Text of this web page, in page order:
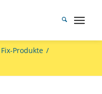
Fix-Produkte /